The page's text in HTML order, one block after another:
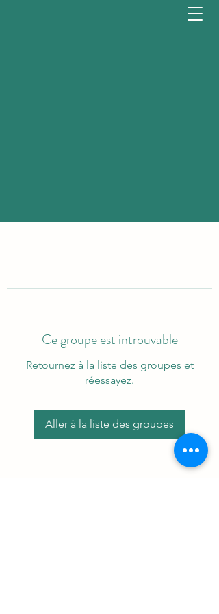
Ce groupe est introuvable
Retournez à la liste des groupes et
réessayez.
Aller à la liste des groupes